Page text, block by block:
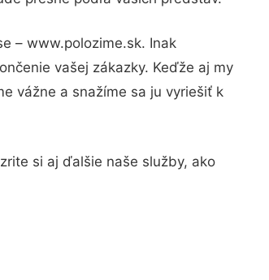
– www.polozime.sk. Inak
vašej zákazky. Keďže aj my
vážne a snažíme sa ju vyriešiť k
si aj ďalšie naše služby, ako